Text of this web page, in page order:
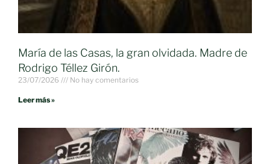
María de las Casas, la gran olvidada. Madre de
Rodrigo Téllez Girón.
23/07/2026 No hay comentarios
Leer más »